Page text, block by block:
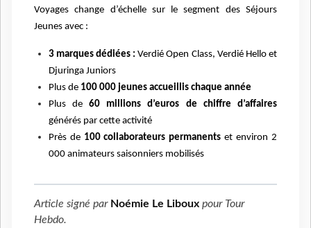
Voyages change d’échelle sur le segment des Séjours
Jeunes avec :
3 marques dédiées : Verdié Open Class, Verdié Hello et
Djuringa Juniors
Plus de 100 000 jeunes accueillis chaque année
Plus de60 millions d’euros de chiffre d’affaires
générés par cette activité
Près de 100 collaborateurs permanents et environ 2
000 animateurs saisonniers mobilisés
Article signé par Noémie Le Liboux pour Tour
Hebdo.